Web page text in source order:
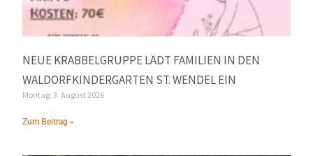
NEUE KRABBELGRUPPE LÄDT FAMILIEN IN DEN
WALDORFKINDERGARTEN ST. WENDEL EIN
Montag, 3. August 2026
Zum Beitrag »